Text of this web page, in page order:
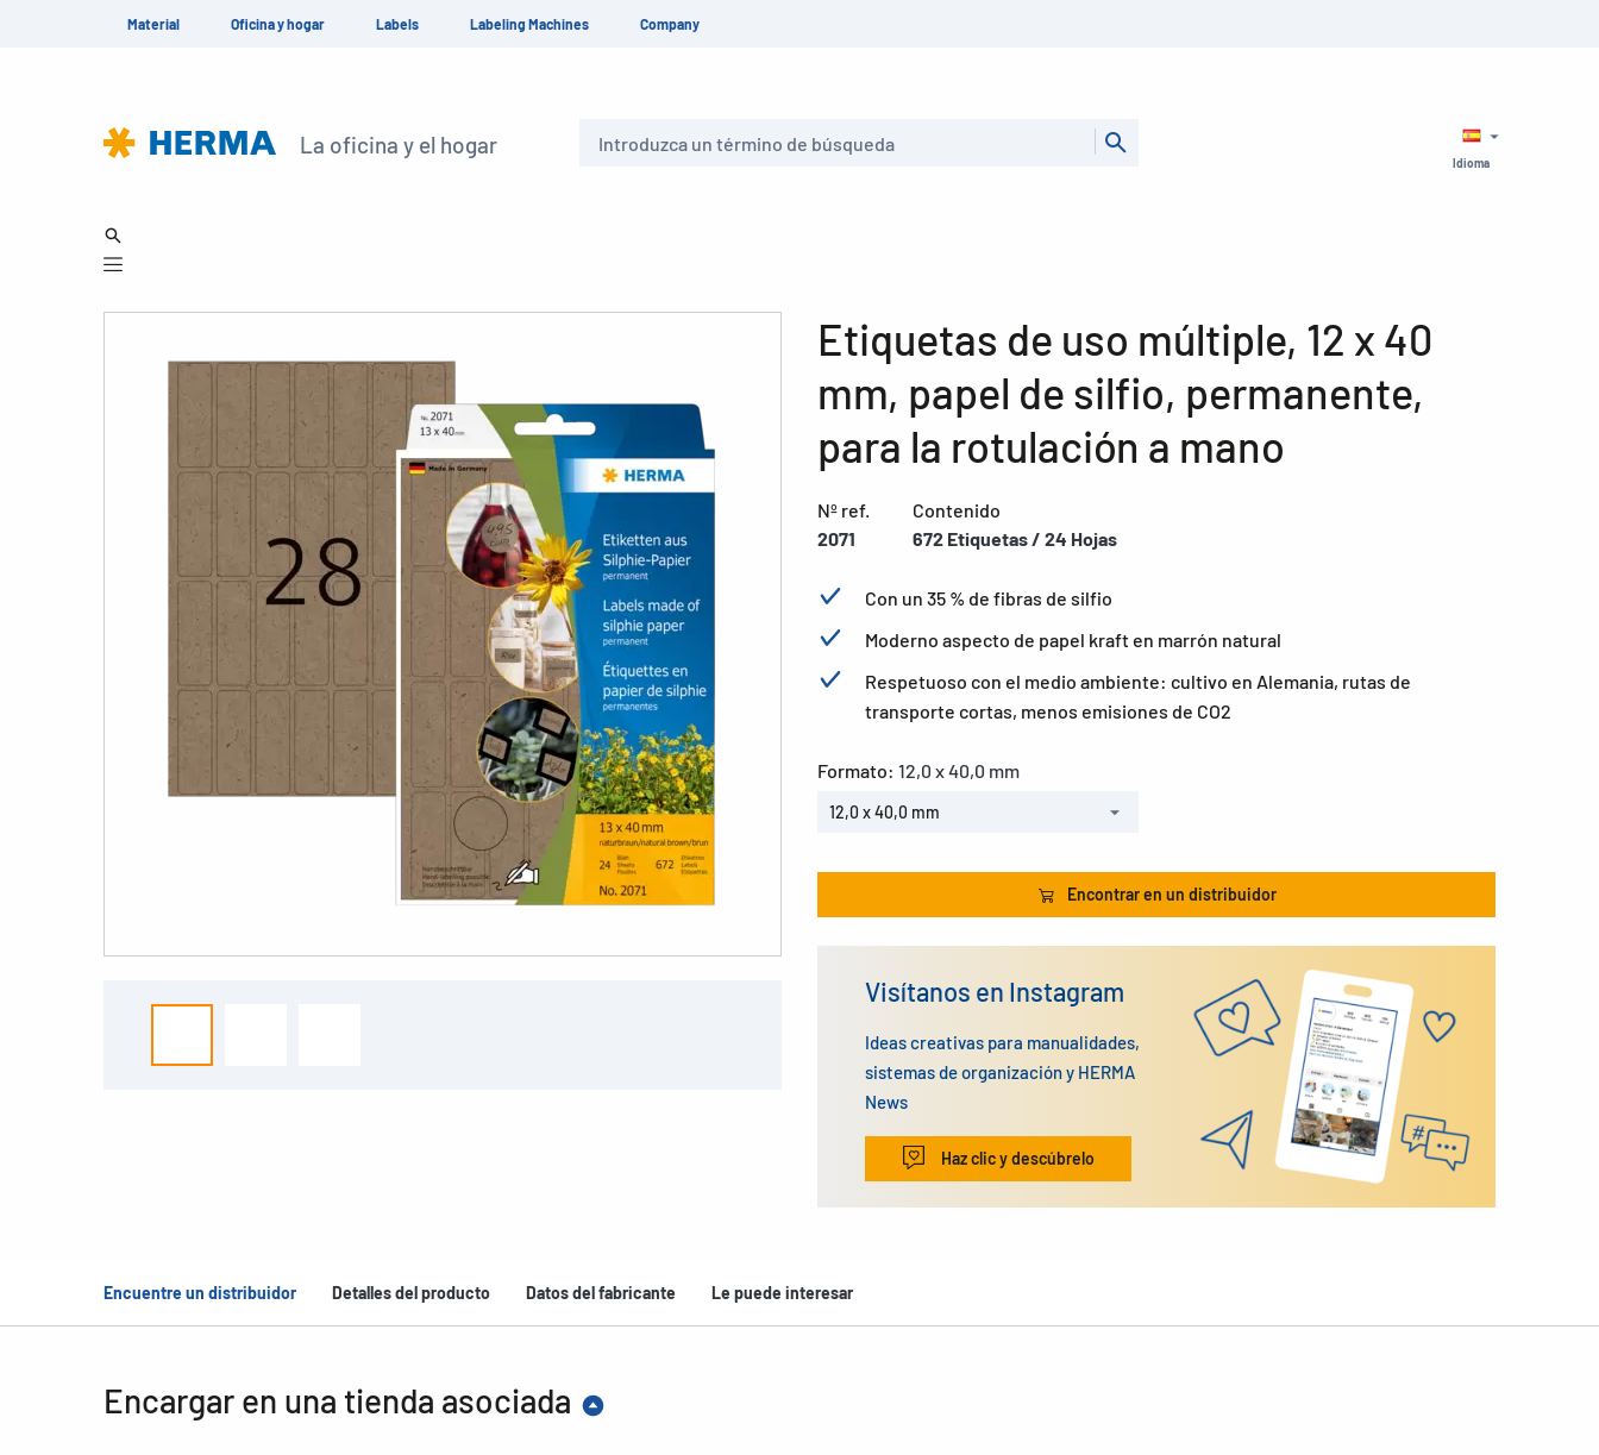
Material Oficina y hogar Labels Labeling Machines Company
La oficina y el hogar
Idioma
Etiquetas de uso múltiple, 12 x 40
mm, papel de silfio, permanente,
para la rotulación a mano
Nº ref.
2071
Contenido
672 Etiquetas / 24 Hojas
Con un 35 % de fibras de silfio
Moderno aspecto de papel kraft en marrón natural
Respetuoso con el medio ambiente: cultivo en Alemania, rutas de
transporte cortas, menos emisiones de CO2
Formato: 12,0 x 40,0 mm
12,0 x 40,0 mm
Encontrar en un distribuidor
Visítanos en Instagram
Ideas creativas para manualidades,
sistemas de organización y HERMA
News
Haz clic y descúbrelo
Encuentre un distribuidor Detalles del producto Datos del fabricante Le puede interesar
Encargar en una tienda asociada